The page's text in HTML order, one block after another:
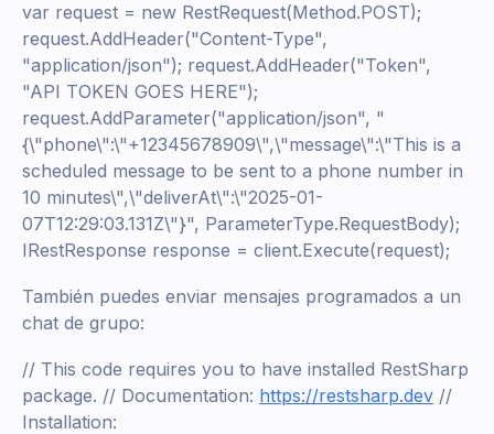
var request = new RestRequest(Method.POST);
request.AddHeader("Content-Type",
"application/json"); request.AddHeader("Token",
"API TOKEN GOES HERE");
request.AddParameter("application/json", "
{\"phone\":\"+12345678909\",\"message\":\"This is a
scheduled message to be sent to a phone number in
10 minutes\",\"deliverAt\":\"2025-01-
07T12:29:03.131Z\"}", ParameterType.RequestBody);
IRestResponse response = client.Execute(request);
También puedes enviar mensajes programados a un
chat de grupo:
// This code requires you to have installed RestSharp
package. // Documentation: https://restsharp.dev //
Installation: